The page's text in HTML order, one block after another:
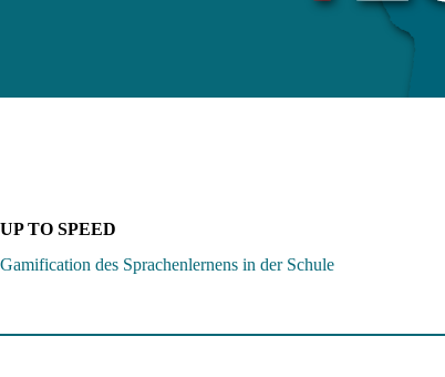
UP TO SPEED
Gamification des Sprachenlernens in der Schule